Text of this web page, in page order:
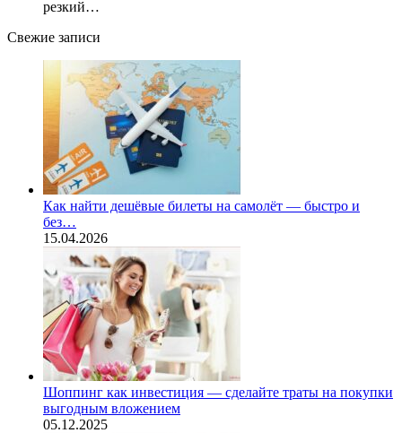
резкий…
Свежие записи
Как найти дешёвые билеты на самолёт — быстро и
без…
15.04.2026
Шоппинг как инвестиция — сделайте траты на покупки
выгодным вложением
05.12.2025